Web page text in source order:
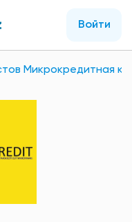
Войти
Микрокредитная